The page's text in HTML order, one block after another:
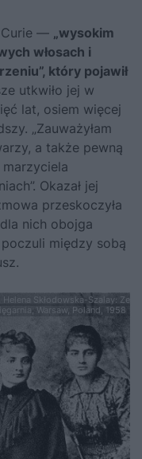
Curie — „wysokim
włosach i
który pojawił
utkwiło jej w
lat, osiem więcej
„Zauważyłam
a także pewną
Okazał jej
przeskoczyła
nich obojga
między sobą
Skłodowska-Szalay: Ze
Warsaw, Poland, 1958